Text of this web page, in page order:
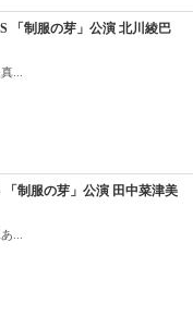
「制服の芽」公演 北川綾巴
...
「制服の芽」公演 田中菜津美
...